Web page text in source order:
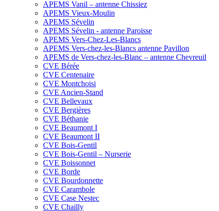
APEMS Vanil – antenne Chissiez
APEMS Vieux-Moulin
APEMS Sévelin
APEMS Sévelin - antenne Paroisse
APEMS Vers-Chez-Les-Blancs
APEMS Vers-chez-les-Blancs antenne Pavillon
APEMS de Vers-chez-les-Blanc – antenne Chevreuil
CVE Bérée
CVE Centenaire
CVE Montchoisi
CVE Ancien-Stand
CVE Bellevaux
CVE Bergières
CVE Béthanie
CVE Beaumont I
CVE Beaumont II
CVE Bois-Gentil
CVE Bois-Gentil – Nurserie
CVE Boissonnet
CVE Borde
CVE Bourdonnette
CVE Carambole
CVE Case Nestec
CVE Chailly